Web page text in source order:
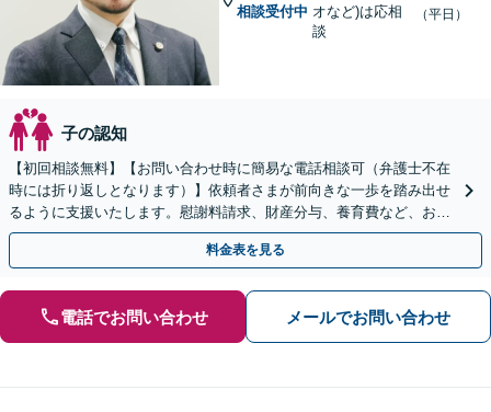
相談受付中 オなど)は応相
談
（平日）
子の認知
【初回相談無料】【お問い合わせ時に簡易な電話相談可（弁護士不在
時には折り返しとなります）】依頼者さまが前向きな一歩を踏み出せ
るように支援いたします。慰謝料請求、財産分与、養育費など、お困
りの点について、最善の解決策をご提案いたします。
料金表を見る
電話でお問い合わせ メールでお問い合わせ